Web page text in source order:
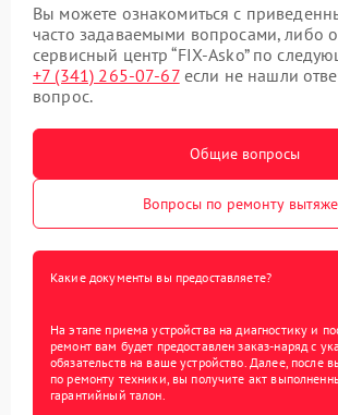
Вы можете ознакомиться с
часто задаваемыми вопросами, либо
сервисный центр “FIX-Asko” по
+7 (341) 265-07-67если не нашли
вопрос.
Общие вопросы
Вопросы по ремонту
Какие документы вы предоставляете?
На этапе приема устройства на диагностику и
ремонт вам будет предоставлен заказ-наряд с
обязательств на ваше устройство. Далее, после
по ремонту техники, вы получите акт
гарантийный талон.